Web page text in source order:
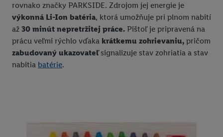
rovnako značky PARKSIDE. Zdrojom jej energie je
výkonná Li-Ion batéria, ktorá umožňuje pri plnom nabití
až 30 minút nepretržitej práce. Pištoľ je pripravená na
prácu veľmi rýchlo vďaka krátkemu zohrievaniu, pričom
zabudovaný ukazovateľsignalizuje stav zohriatia a stav
nabitia batérie.